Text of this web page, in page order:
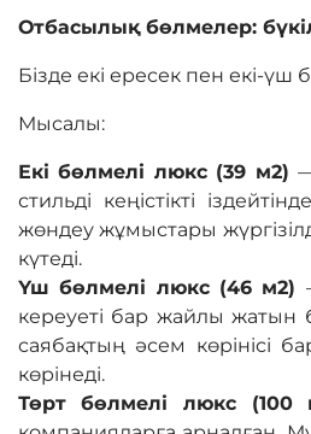
Отбасылық бөлмелер:
Бізде екі ересек пен екі-
Мысалы:
Екі бөлмелі люкс (39 м2)
стильді кеңістікті
жөндеу жұмыстары
күтеді.
Үш бөлмелі люкс (46 м2)
кереуеті бар жайлы жатын
саябақтың әсем көрінісі
көрінеді.
Төрт бөлмелі люкс (100